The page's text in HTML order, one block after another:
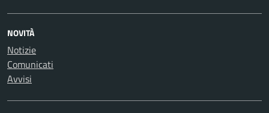
NOVITÀ
Notizie
Comunicati
Avvisi